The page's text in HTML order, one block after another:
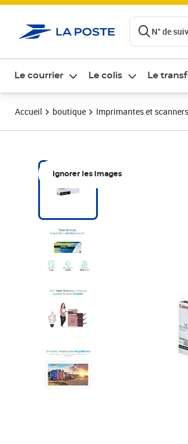
N° de
Le courrier Le colis Le
Accueil boutique Imprimantes et scanners
Ignorer les images